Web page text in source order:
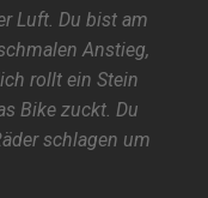
Luft. Du bist am
Anstieg,
rollt ein Stein
Bike zuckt. Du
schlagen um